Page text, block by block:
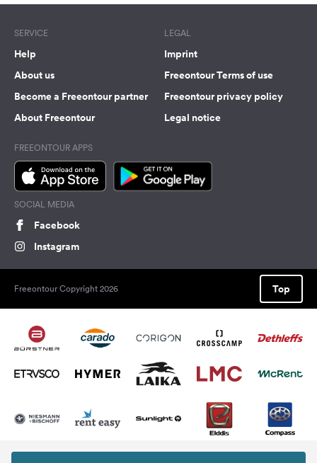
SERVICE
Help
About us
Become a Freeontour partner
About Freeontour
LEGAL
Imprint
Freeontour Terms of use
Freeontour privacy policy
Legal notice
FREEONTOUR APPS
SOCIAL MEDIA
Facebook
Instagram
Freeontour Copyright 2026 Top